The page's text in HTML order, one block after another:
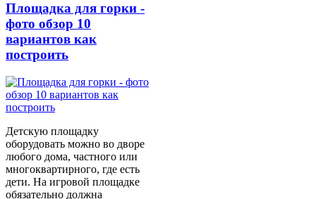
Площадка для горки -
фото обзор 10
вариантов как
построить
Детскую площадку
оборудовать можно во дворе
любого дома, частного или
многоквартирного, где есть
дети. На игровой площадке
обязательно должна